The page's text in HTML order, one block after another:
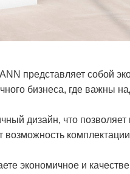
представляет собой
бизнеса, где важны
дизайн, что
экономичное и